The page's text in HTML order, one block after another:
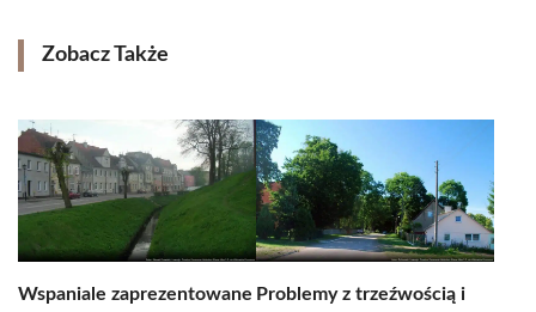
Zobacz Także
Wspaniale zaprezentowane Problemy z trzeźwością i